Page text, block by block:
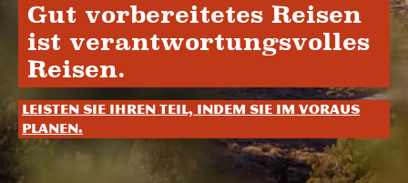
Gut vorbereitetes Reisen
ist verantwortungsvolles
Reisen.
Leisten Sie Ihren Teil, indem Sie im Voraus
planen.